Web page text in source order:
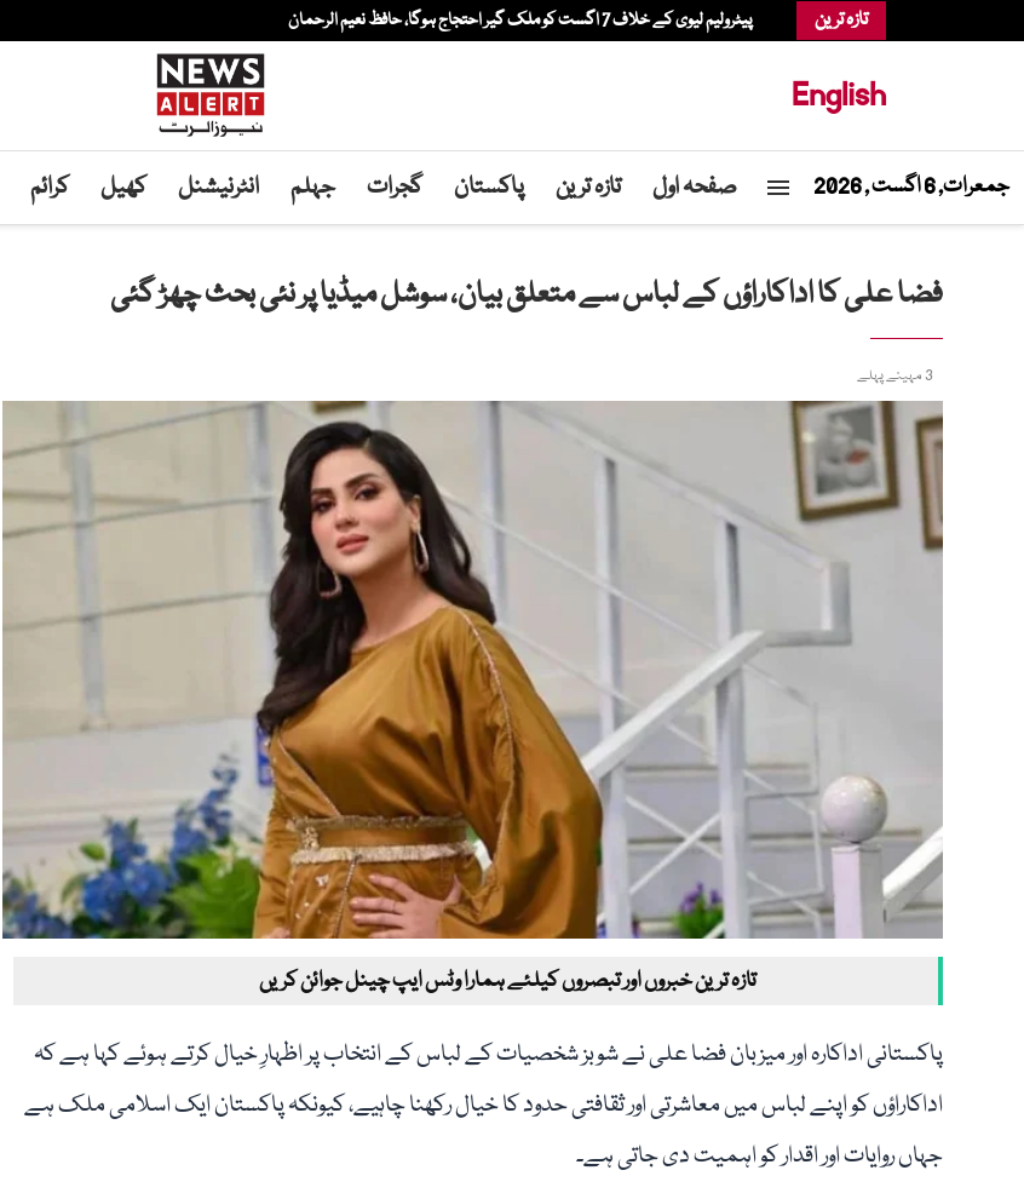
تازہ ترین پیٹرولیم لیوی کے خلاف 7 اگست کو ملک گیر احتجاج ہوگا، حافظ نعیم الرحمان
English
جمعرات, 6 اگست , 2026 صفحہ اول تازہ ترین پاکستان گجرات جہلم انٹرنیشنل کھیل کرائم
فضا علی کا اداکاراؤں کے لباس سے متعلق بیان، سوشل میڈیا پر نئی بحث چھڑ گئی
3 مہینے پہلے
تازہ ترین خبروں اور تبصروں کیلئے ہمارا وٹس ایپ چینل جوائن کریں
پاکستانی اداکارہ اور میزبان فضا علی نے شوبز شخصیات کے لباس کے انتخاب پر اظہارِ خیال کرتے ہوئے کہا ہے کہ
اداکاراؤں کو اپنے لباس میں معاشرتی اور ثقافتی حدود کا خیال رکھنا چاہیے، کیونکہ پاکستان ایک اسلامی ملک ہے
جہاں روایات اور اقدار کو اہمیت دی جاتی ہے۔